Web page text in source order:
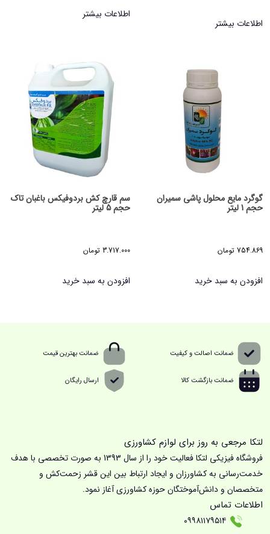
اطلاعات بیشتر
اطلاعات بیشتر
گوگرد مایع محلول پاشی سمیران
حجم 1 لیتر
754.869 تومان
افزودن به سبد خرید
سم قارچ کش بردوفیکس باغبان تاک
حجم 5 لیتر
3.717.000 تومان
افزودن به سبد خرید
ضمانت اصالت و کیفیت ضمانت بهترین قیمت
ضمانت بازگشت کالا ارسال رایگان
لتکا مرجعی به روز برای لوازم کشاورزی
فروشگاه فیزیکی لتکا فعالیت خود را از سال 1393 به صورت تخصصی با هدف
خدمت‌رسانی به کشاورزان و ایجاد ارتباط بین این قشر زحمت‌کش و
متخصصان و دانش‌آموختگان حوزه کشاورزی آغاز نمود.
اطلاعات تماس